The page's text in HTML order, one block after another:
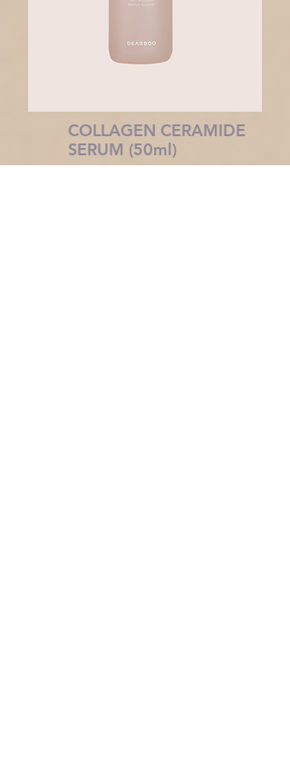
COLLAGEN CERAMIDE
SERUM (50ml)